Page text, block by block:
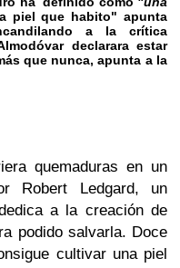
piel que habito" apunta
a la crítica
declarara estar
que nunca, apunta a la
quemaduras en un
Robert Ledgard, un
a la creación de
podido salvarla. Doce
cultivar una piel